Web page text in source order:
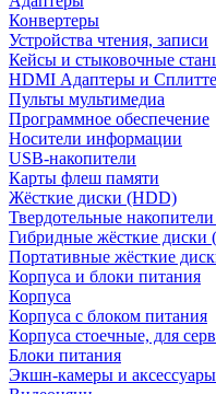
Конвертеры
Устройства чтения, записи
Кейсы и стыковочные
HDMI Адаптеры и
Пульты мультимедиа
Программное обеспечение
Носители информации
USB-накопители
Карты флеш памяти
Жёсткие диски (HDD)
Твердотельные
Гибридные жёсткие диски
Портативные жёсткие
Корпуса и блоки питания
Корпуса
Корпуса с блоком питания
Корпуса стоечные, для
Блоки питания
Экшн-камеры и